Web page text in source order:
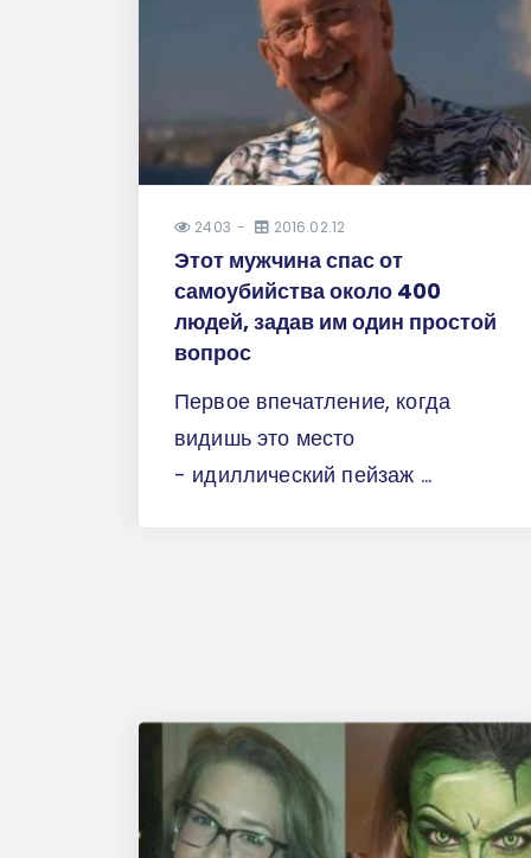
2403 2016.02.12
Этот мужчина спас от
самоубийства около 400
людей, задав им один простой
вопрос
Первое впечатление, когда
видишь это место
- идиллический пейзаж ...